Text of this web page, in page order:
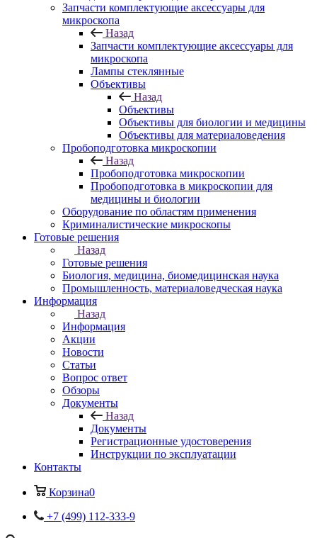
Запчасти комплектующие аксессуары для
микроскопа
Назад
Запчасти комплектующие аксессуары для
микроскопа
Лампы стеклянные
Объективы
Назад
Объективы
Объективы для биологии и медицины
Объективы для материаловедения
Пробоподготовка микроскопии
Назад
Пробоподготовка микроскопии
Пробоподготовка в микроскопии для
медицины и биологии
Оборудование по областям применения
Криминалистические микроскопы
Готовые решения
Назад
Готовые решения
Биология, медицина, биомедицинская наука
Промышленность, материаловедческая наука
Информация
Назад
Информация
Акции
Новости
Статьи
Вопрос ответ
Обзоры
Документы
Назад
Документы
Регистрационные удостоверения
Инструкции по эксплуатации
Контакты
Корзина0
+7 (499) 112-333-9